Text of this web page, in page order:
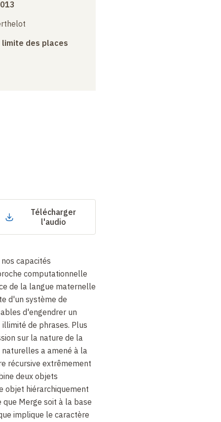
limite des places
Télécharger
l'audio
capacités
computationnelle
de la langue maternelle
d'un système de
d'engendrer un
de phrases. Plus
sur la nature de la
a amené à la
récursive extrêmement
deux objets
objet hiérarchiquement
Merge soit à la base
implique le caractère